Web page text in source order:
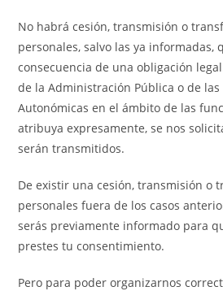
No habrá cesión, transmisión o
personales, salvo las ya informadas,
consecuencia de una obligación
de la Administración Pública o de
Autonómicas en el ámbito de las
atribuya expresamente, se nos
serán transmitidos.
De existir una cesión, transmisión o
personales fuera de los casos
serás previamente informado para
prestes tu consentimiento.
Pero para poder organizarnos